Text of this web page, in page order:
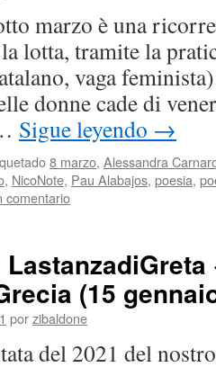
marzo è una
lotta, tramite la
vaga
donne cade di
Sigue leyendo →
8 marzo, Alessandra
, NicoNote, Pau Alabajos, poesia,
comentario
(15
porzibaldone
del 2021 del